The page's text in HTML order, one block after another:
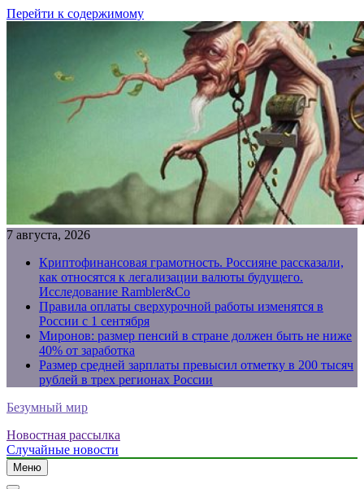
Перейти к содержимому
7 августа, 2026
Криптофинансовая грамотность. Россияне рассказали,
как относятся к легализации валюты будущего.
Исследование Rambler&Co
Правила оплаты сверхурочной работы изменятся в
России с 1 сентября
Миронов: размер пенсий в стране должен быть не ниже
40% от заработка
Размер средней зарплаты превысил отметку в 200 тысяч
рублей в трех регионах России
Безумный мир
Новостная рассылка
Случайные новости
Меню